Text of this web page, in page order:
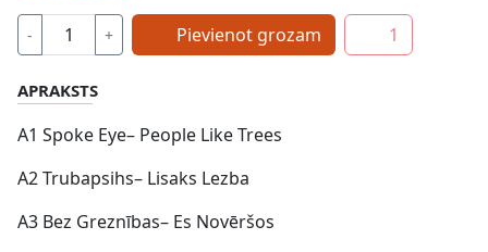
- + Pievienot grozam 1
APRAKSTS
A1 Spoke Eye– People Like Trees
A2 Trubapsihs– Lisaks Lezba
A3 Bez Greznības– Es Novēršos